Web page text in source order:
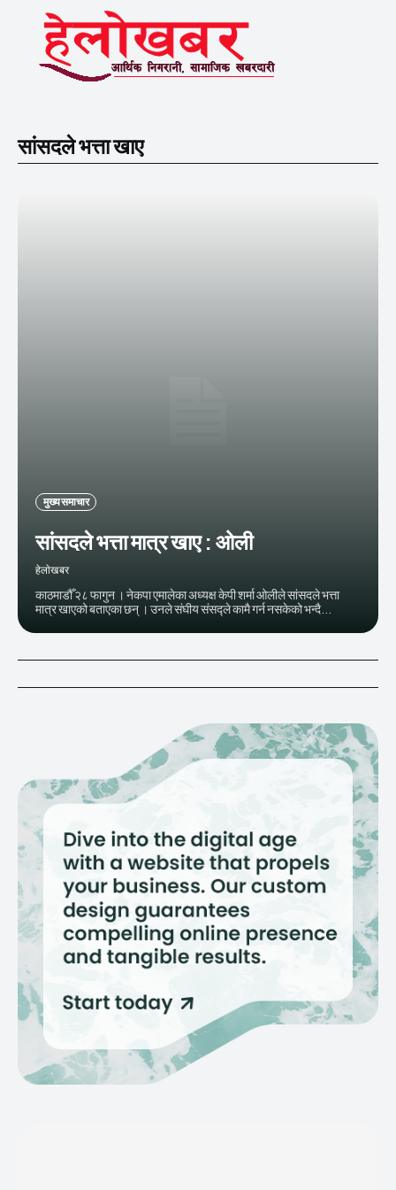
सांसदले भत्ता खाए
मुख्य समाचार
सांसदले भत्ता मात्र खाए : ओली
हेलाेखबर
काठमाडौँ २८ फागुन । नेकपा एमालेका अध्यक्ष केपी शर्मा ओलीले सांसदले भत्ता
मात्र खाएको बताएका छन् । उनले संघीय संसद्ले कामै गर्न नसकेको भन्दै...